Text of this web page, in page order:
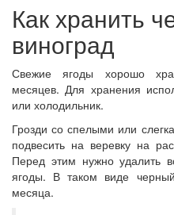
Как хранить
виноград
Свежие ягоды хорошо
месяцев. Для хранения
или холодильник.
Грозди со спелыми или
подвесить на веревку на
Перед этим нужно удалить
ягоды. В таком виде
месяца.